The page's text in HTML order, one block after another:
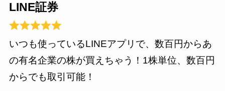
LINE証券
いつも使っているLINEアプリで、数百円からあ
の有名企業の株が買えちゃう！1株単位、数百円
からでも取引可能！